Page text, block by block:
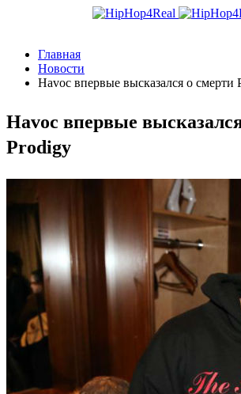
Главная
Новости
Havoc впервые высказался о смерти
Havoc впервые
Prodigy